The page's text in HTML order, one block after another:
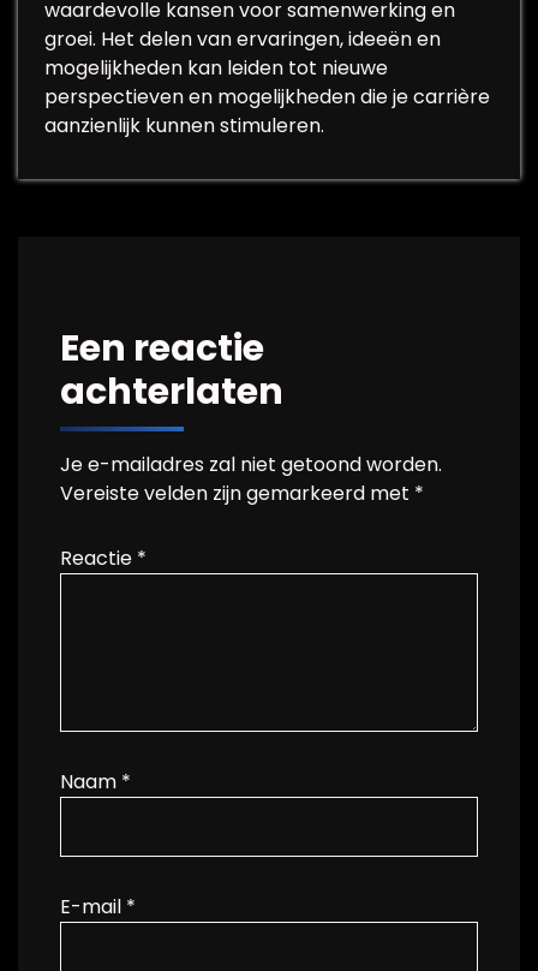
waardevolle kansen voor samenwerking en
groei. Het delen van ervaringen, ideeën en
mogelijkheden kan leiden tot nieuwe
perspectieven en mogelijkheden die je carrière
aanzienlijk kunnen stimuleren.
Een reactie
achterlaten
Je e-mailadres zal niet getoond worden.
Vereiste velden zijn gemarkeerd met *
Reactie *
Naam *
E-mail *